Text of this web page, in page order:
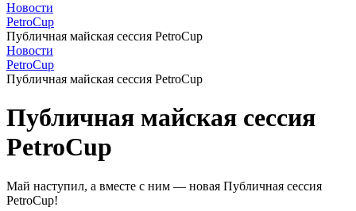
Новости
PetroCup
Публичная майская сессия PetroCup
Новости
PetroCup
Публичная майская сессия PetroCup
Публичная майская сессия
PetroCup
Май наступил, а вместе с ним — новая Публичная сессия
PetroCup!